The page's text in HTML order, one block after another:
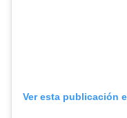
Ver esta publicación